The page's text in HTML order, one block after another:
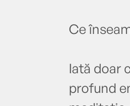
Ce
Iată doar
profund